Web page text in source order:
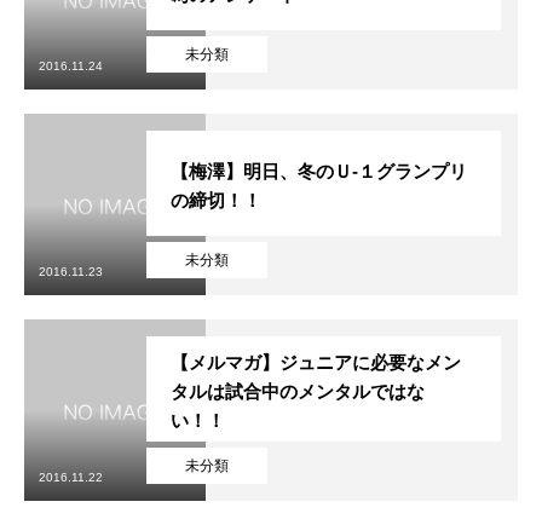
未分類
2016.11.24
未分類
【梅澤】明日、冬のＵ-１グランプリ
の締切！！
2016.11.23
未分類
【メルマガ】ジュニアに必要なメン
タルは試合中のメンタルではな
い！！
2016.11.22